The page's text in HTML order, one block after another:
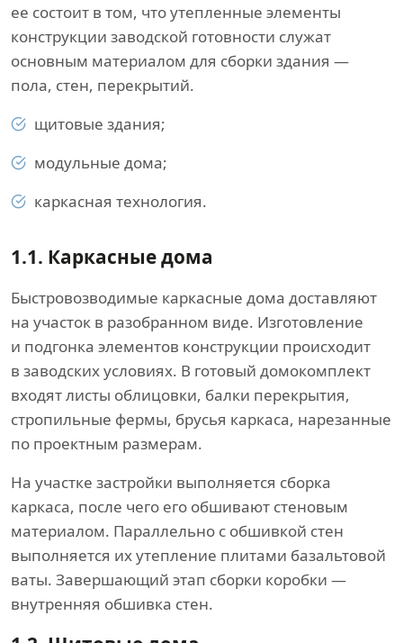
ее состоит в том, что утепленные элементы
конструкции заводской готовности служат
основным материалом для сборки здания —
пола, стен, перекрытий.
щитовые здания;
модульные дома;
каркасная технология.
1.1. Каркасные дома
Быстровозводимые каркасные дома доставляют
на участок в разобранном виде. Изготовление
и подгонка элементов конструкции происходит
в заводских условиях. В готовый домокомплект
входят листы облицовки, балки перекрытия,
стропильные фермы, брусья каркаса, нарезанные
по проектным размерам.
На участке застройки выполняется сборка
каркаса, после чего его обшивают стеновым
материалом. Параллельно с обшивкой стен
выполняется их утепление плитами базальтовой
ваты. Завершающий этап сборки коробки —
внутренняя обшивка стен.